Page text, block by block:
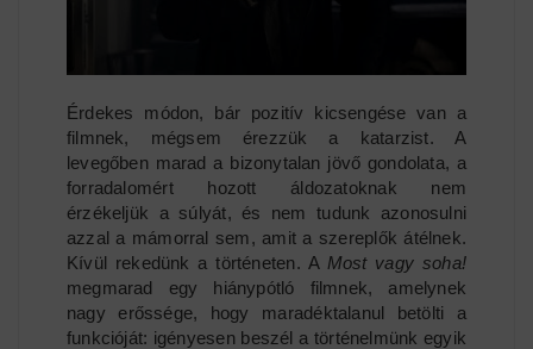
Érdekes módon, bár pozitív kicsengése van a
filmnek, mégsem érezzük a katarzist. A
levegőben marad a bizonytalan jövő gondolata, a
forradalomért hozott áldozatoknak nem
érzékeljük a súlyát, és nem tudunk azonosulni
azzal a mámorral sem, amit a szereplők átélnek.
Kívül rekedünk a történeten. A Most vagy soha!
megmarad egy hiánypótló filmnek, amelynek
nagy erőssége, hogy maradéktalanul betölti a
funkcióját: igényesen beszél a történelmünk egyik